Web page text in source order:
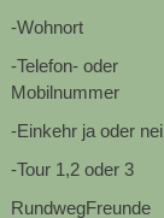
-Wohnort
-Telefon- oder
Mobilnummer
-Einkehr ja oder
-Tour 1,2 oder 3
RundwegFreunde